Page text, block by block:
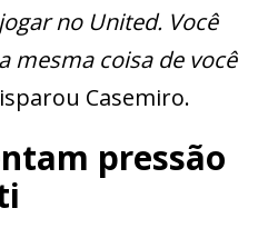
no United. Você
mesma coisa de você
Casemiro.
pressão